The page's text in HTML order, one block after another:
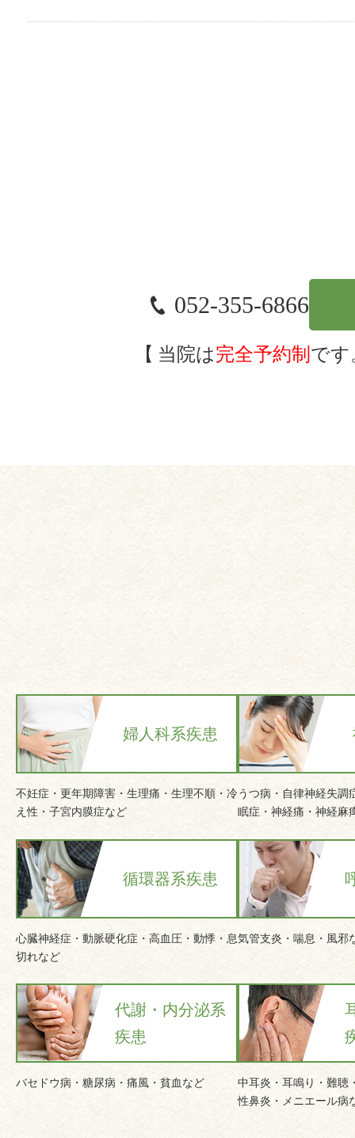
052-355-6866
当院は完全予約制 です
婦人科系疾患
不妊症・更年期障害・生理痛・生理不順・冷
え性・子宮内膜症など
うつ病・自律神経失調
眠症・神経痛・神経麻
循環器系疾患
心臓神経症・動脈硬化症・高血圧・動悸・息
切れなど
気管支炎・喘息・風邪
代謝・内分泌系
疾患
バセドウ病・糖尿病・痛風・貧血など
中耳炎・耳鳴り・難聴
性鼻炎・メニエール病